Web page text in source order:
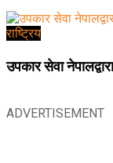
राष्ट्रिय
उपकार सेवा
ADVERTISEMENT